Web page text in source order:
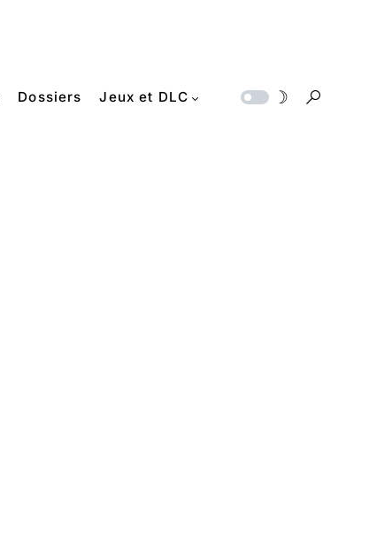
Dossiers Jeux et DLC